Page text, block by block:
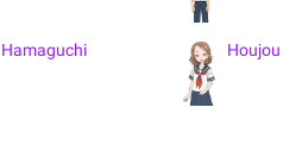
Houjou
Hamaguchi